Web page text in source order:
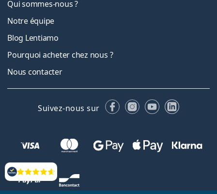
Évaluation
Qui sommes-nous ?
Notre équipe
Blog Lentiamo
Pourquoi acheter chez nous ?
Nous contacter
Suivez-nous sur FacebookInstagram
YouTubeLinkedIn